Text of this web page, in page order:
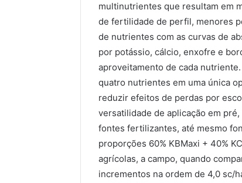
multinutrientes que resultam em
de fertilidade de perfil, menores
de nutrientes com as curvas de
por potássio, cálcio, enxofre e
aproveitamento de cada
quatro nutrientes em uma única
reduzir efeitos de perdas por
versatilidade de aplicação em
fontes fertilizantes, até mesmo
proporções 60% KBMaxi + 40%
agrícolas, a campo, quando
incrementos na ordem de 4,0 sc/